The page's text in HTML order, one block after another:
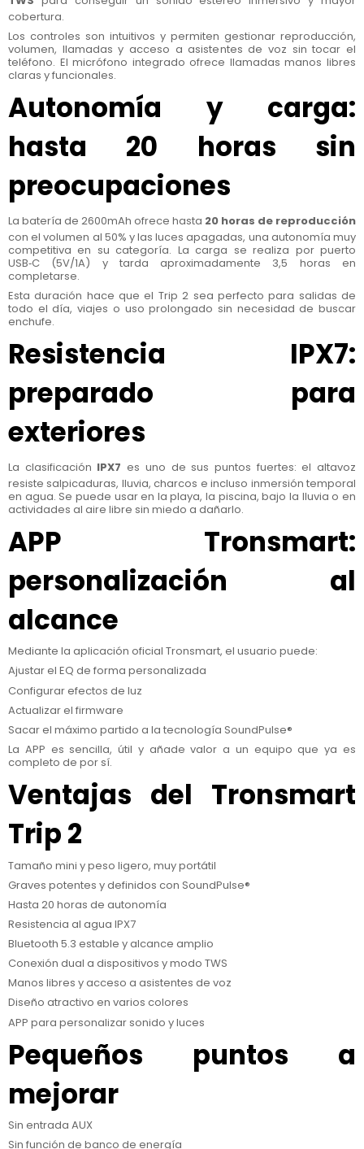
cobertura.
Los controles son intuitivos y permiten gestionar reproducción,
volumen, llamadas y acceso a asistentes de voz sin tocar el
teléfono. El micrófono integrado ofrece llamadas manos libres
claras y funcionales.
Autonomía y carga:
hasta 20 horas sin
preocupaciones
La batería de 2600mAh ofrece hasta 20 horas de reproducción
con el volumen al 50% y las luces apagadas, una autonomía muy
competitiva en su categoría. La carga se realiza por puerto
USB‑C (5V/1A) y tarda aproximadamente 3,5 horas en
completarse.
Esta duración hace que el Trip 2 sea perfecto para salidas de
todo el día, viajes o uso prolongado sin necesidad de buscar
enchufe.
Resistencia IPX7:
preparado para
exteriores
La clasificación IPX7 es uno de sus puntos fuertes: el altavoz
resiste salpicaduras, lluvia, charcos e incluso inmersión temporal
en agua. Se puede usar en la playa, la piscina, bajo la lluvia o en
actividades al aire libre sin miedo a dañarlo.
APP Tronsmart:
personalización al
alcance
Mediante la aplicación oficial Tronsmart, el usuario puede:
Ajustar el EQ de forma personalizada
Configurar efectos de luz
Actualizar el firmware
Sacar el máximo partido a la tecnología SoundPulse®
La APP es sencilla, útil y añade valor a un equipo que ya es
completo de por sí.
Ventajas del Tronsmart
Trip 2
Tamaño mini y peso ligero, muy portátil
Graves potentes y definidos con SoundPulse®
Hasta 20 horas de autonomía
Resistencia al agua IPX7
Bluetooth 5.3 estable y alcance amplio
Conexión dual a dispositivos y modo TWS
Manos libres y acceso a asistentes de voz
Diseño atractivo en varios colores
APP para personalizar sonido y luces
Pequeños puntos a
mejorar
Sin entrada AUX
Sin función de banco de energía